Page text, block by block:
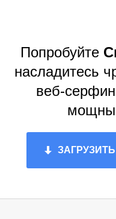
Попробуйте
насладитесь
веб-
ЗАГРУЗИТЬ